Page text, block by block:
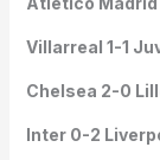
Villarreal 1-1
Chelsea 2-0
Inter 0-2